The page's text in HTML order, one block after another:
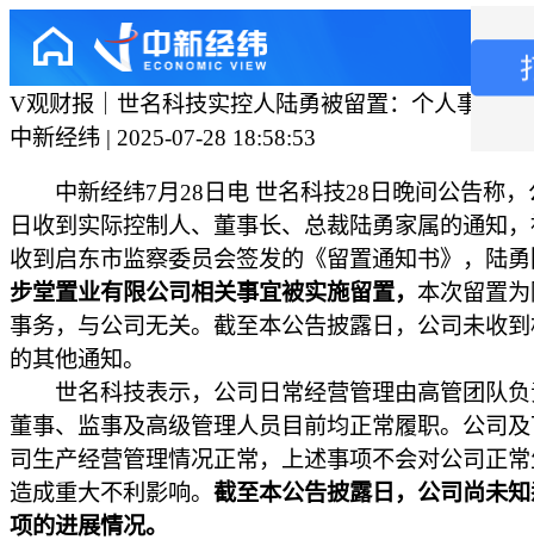
V观财报｜世名科技实控人陆勇被留置：个人事务
中新经纬 | 2025-07-28 18:58:53
中新经纬7月28日电 世名科技28日晚间公告称，
日收到实际控制人、董事长、总裁陆勇家属的通知
收到启东市监察委员会签发的《留置通知书》，陆勇
步堂置业有限公司相关事宜被实施留置， 本次留置
事务，与公司无关。截至本公告披露日，公司未收
的其他通知。
世名科技表示，公司日常经营管理由高管团队负
董事、监事及高级管理人员目前均正常履职。公司
司生产经营管理情况正常，上述事项不会对公司正
造成重大不利影响。 截至本公告披露日，公司尚未
项的进展情况。